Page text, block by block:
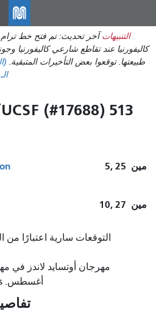
انتقل
إلى
التنبيهات آخر تحديث: تم فتح خط ترام
كاليفورنيا عند تقاطع شارعي كاليفورنيا
طبيعتها. توقعوا بعض التأخيرات المتبقية.
الـ 48 ساعة الماضية)
513 Parnassus Ave/UCSF (#17688)
5, 25 مين
10, 27 مين
أغسطس. SFMTA.com/Concerts